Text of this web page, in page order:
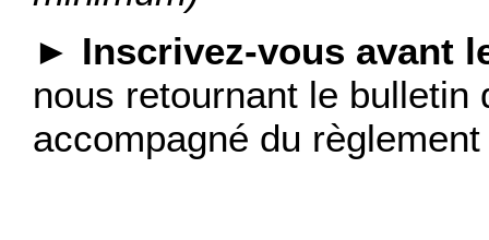
► Inscrivez-vous avant
nous retournant le
accompagné du